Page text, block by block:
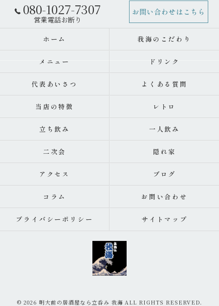
080-1027-7307 お問い合わせはこちら
ホーム 我海のこだわり
メニュー ドリンク
代表あいさつ よくある質問
当店の特徴 レトロ
立ち飲み 一人飲み
二次会 隠れ家
アクセス ブログ
コラム お問い合わせ
プライバシーポリシー サイトマップ
© 2026 明大前の居酒屋なら立呑み 我海 ALL RIGHTS RESERVED.